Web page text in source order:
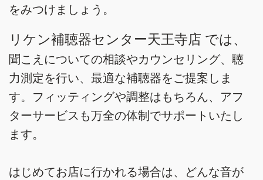
をみつけましょう。
リケン補聴器センター天王寺店 では、
聞こえについての相談やカウンセリング、聴
力測定を行い、最適な補聴器をご提案しま
す。フィッティングや調整はもちろん、アフ
ターサービスも万全の体制でサポートいたし
ます。
はじめてお店に行かれる場合は、どんな音が